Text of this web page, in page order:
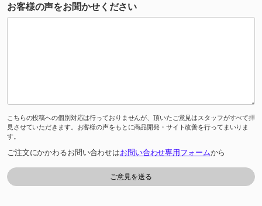
お客様の声をお聞かせください
こちらの投稿への個別対応は行っておりませんが、頂いたご意見はスタッフがすべて拝
見させていただきます。お客様の声をもとに商品開発・サイト改善を行ってまいりま
す。
ご注文にかかわるお問い合わせはお問い合わせ専用フォームから